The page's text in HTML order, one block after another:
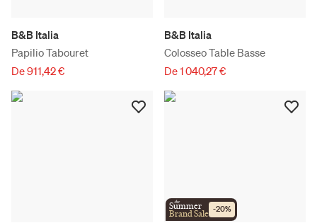
B&B Italia
Papilio Tabouret
De 911,42 €
B&B Italia
Colosseo Table Basse
De 1 040,27 €
the
Summer
Brand Sale -20%